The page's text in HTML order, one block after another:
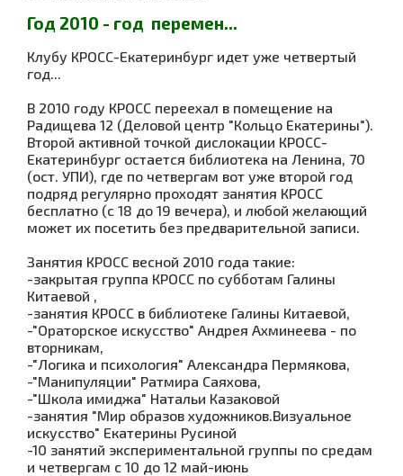
Год 2010 - год перемен...
Клубу КРОСС-Екатеринбург идет уже четвертый
год...
В 2010 году КРОСС переехал в помещение на
Радищева 12 (Деловой центр "Кольцо Екатерины").
Второй активной точкой дислокации КРОСС-
Екатеринбург остается библиотека на Ленина, 70
(ост. УПИ), где по четвергам вот уже второй год
подряд регулярно проходят занятия КРОСС
бесплатно (с 18 до 19 вечера), и любой желающий
может их посетить без предварительной записи.
Занятия КРОСС весной 2010 года такие:
-закрытая группа КРОСС по субботам Галины
Китаевой ,
-занятия КРОСС в библиотеке Галины Китаевой,
-"Ораторское искусство" Андрея Ахминеева - по
вторникам,
-"Логика и психология" Александра Пермякова,
-"Манипуляции" Ратмира Саяхова,
-"Школа имиджа" Натальи Казаковой
-занятия "Мир образов художников.Визуальное
искусство" Екатерины Русиной
-10 занятий экспериментальной группы по средам
и четвергам с 10 до 12 май-июнь